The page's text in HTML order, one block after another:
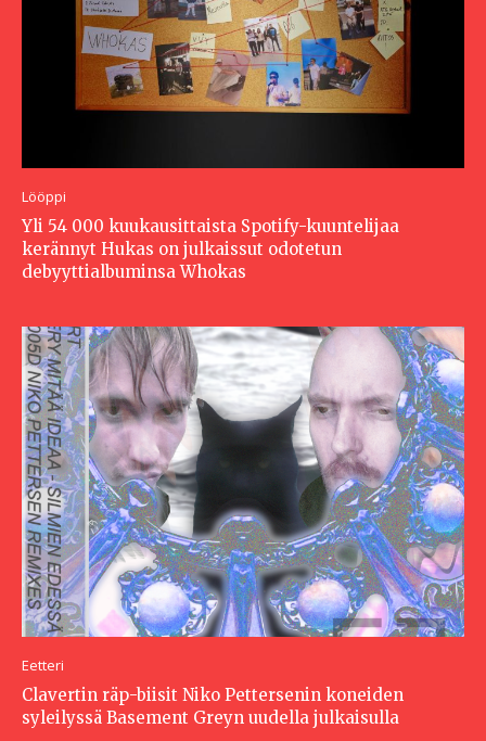
Lööppi
Yli 54 000 kuukausittaista Spotify-kuuntelijaa
kerännyt Hukas on julkaissut odotetun
debyyttialbuminsa Whokas
Eetteri
Clavertin räp-biisit Niko Pettersenin koneiden
syleilyssä Basement Greyn uudella julkaisulla